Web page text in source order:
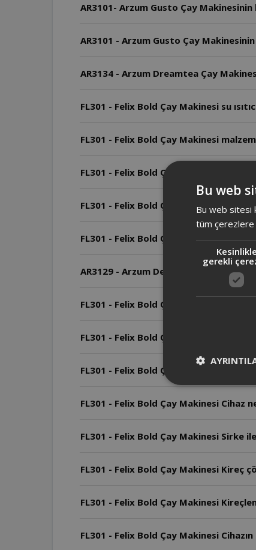
AR3101- Arzum Gusto Çay
AR3101 - Arzum Gusto Çay
AR3134 - Arzum Dreamtea Çay
FL301 - Felix Bold Çay Makinesi su
FL301 - Felix Bold Çay Makinesi
FL301 - Felix Bold Çay Makinesi ve
FL301 - Felix Bold Çay Makinesi
FL301 - Felix Bold Çay Makinesi kaç
AR3129 - Arzum Deminde Çay
FL301 - Felix Bold Çay Makinesi
FL301 - Felix Bold Çay Makinesi Cihazın
FL301 - Felix Bold Çay Makinesi
FL301 - Felix Bold Çay Makinesi Cihaz
FL301 - Felix Bold Çay Makinesi Sirke
FL301 - Felix Bold Çay Makinesi Kireç
FL301 - Felix Bold Çay Makinesi
FL301 - Felix Bold Çay Makinesi
Bu web
Bu web sitesi
tüm çerezlere
Kesinlikle
gerekli